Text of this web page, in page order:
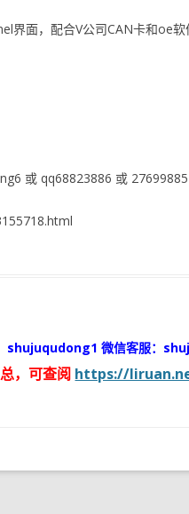
界面，配合V公司CAN卡和oe
或 qq68823886 或 27699885
shujuqudong1 微信客服：
，可查阅 https://